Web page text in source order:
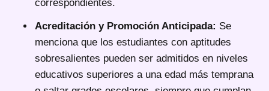
correspondientes.
Acreditación y Promoción Anticipada: Se
menciona que los estudiantes con aptitudes
sobresalientes pueden ser admitidos en niveles
educativos superiores a una edad más temprana